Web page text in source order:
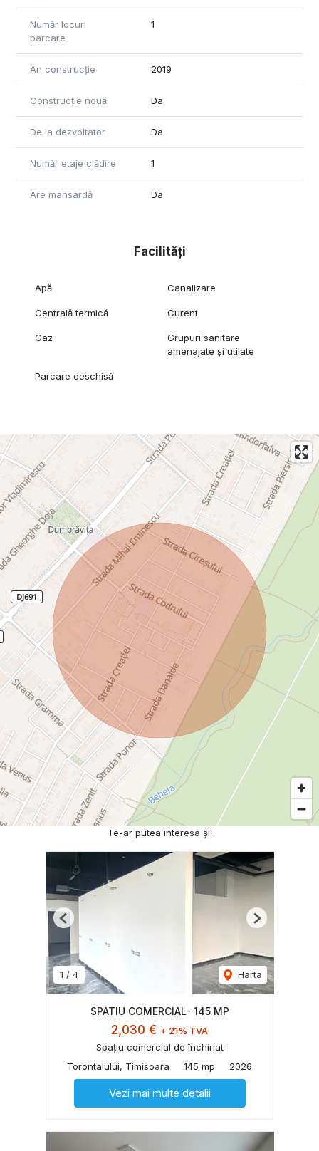
Număr locuri
parcare
1
An construcție 2019
Construcție nouă Da
De la dezvoltator Da
Număr etaje clădire 1
Are mansardă Da
Facilități
Apă Canalizare
Centrală termică Curent
Gaz
Grupuri sanitare
amenajate și utilate
Parcare deschisă
Te-ar putea interesa și:
1 / 4 Harta
Previous Next
SPATIU COMERCIAL- 145 MP
2,030 € + 21% TVA
Spațiu comercial de închiriat
Torontalului, Timisoara
145 mp 2026
Vezi mai multe detalii